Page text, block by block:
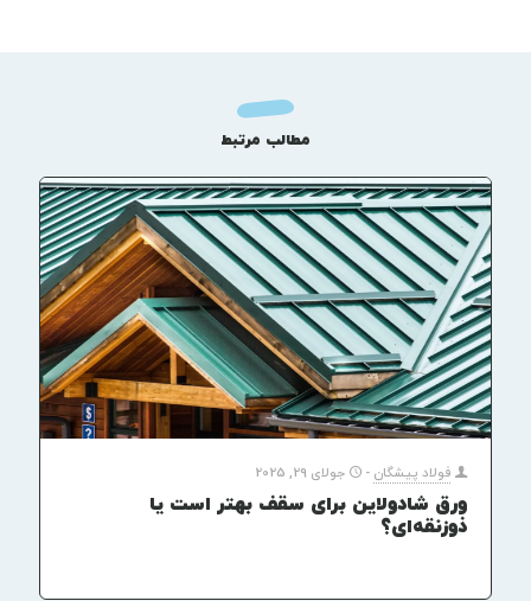
مطالب مرتبط
فولاد پیشگان - جولای 29, 2025
ورق شادولاین برای سقف بهتر است یا
ذوزنقه‌ای؟